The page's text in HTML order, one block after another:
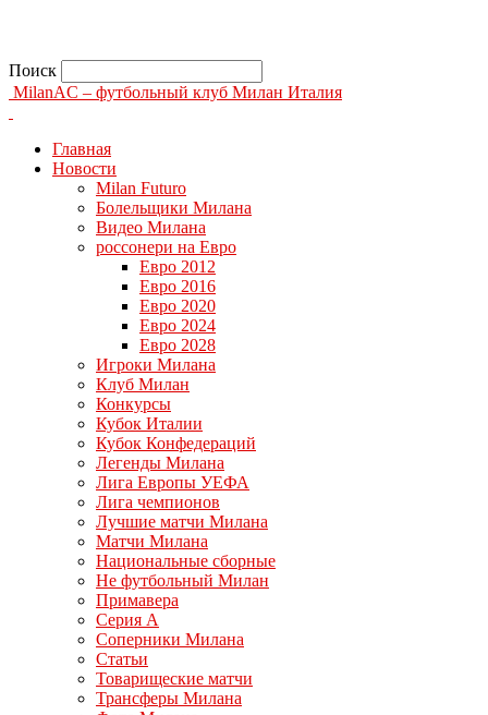
Поиск
MilanAC – футбольный клуб Милан Италия
Главная
Новости
Milan Futuro
Болельщики Милана
Видео Милана
россонери на Евро
Евро 2012
Евро 2016
Евро 2020
Евро 2024
Евро 2028
Игроки Милана
Клуб Милан
Конкурсы
Кубок Италии
Кубок Конфедераций
Легенды Милана
Лига Европы УЕФА
Лига чемпионов
Лучшие матчи Милана
Матчи Милана
Национальные сборные
Не футбольный Милан
Примавера
Серия А
Соперники Милана
Статьи
Товарищеские матчи
Трансферы Милана